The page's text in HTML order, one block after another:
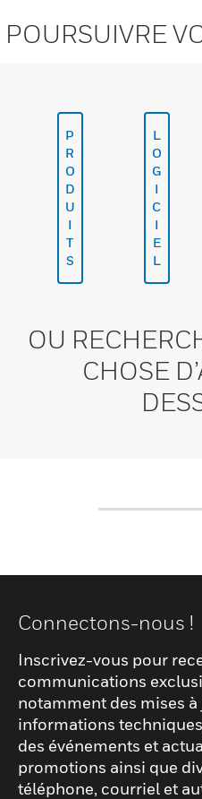
POURSUIVRE
P
R
O
D
U
I
T
S
L
O
G
I
C
I
E
L
OU
CHOSE
Connectons-nous !
Inscrivez-vous pour
communications
notamment des mises
informations
des événements et
promotions ainsi que
téléphone, courriel et